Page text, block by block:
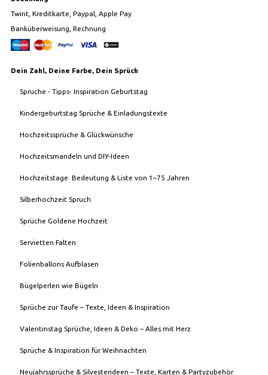
Twint, Kreditkarte, Paypal, Apple Pay
Banküberweisung, Rechnung
Dein Zahl, Deine Farbe, Dein Sprüch
Spruche - Tipps- Inspiration Geburtstag
Kindergeburtstag Sprüche & Einladungstexte
Hochzeitssprüche & Glückwünsche
Hochzeitsmandeln und DIY-Ideen
Hochzeitstage: Bedeutung & Liste von 1–75 Jahren
Silberhochzeit Spruch
Sprüche Goldene Hochzeit
Servietten Falten
Folienballons Aufblasen
Bügelperlen wie Bügeln
Sprüche zur Taufe – Texte, Ideen & Inspiration
Valentinstag Sprüche, Ideen & Deko – Alles mit Herz
Sprüche & Inspiration für Weihnachten
Neujahrssprüche & Silvesterideen – Texte, Karten & Partyzubehör